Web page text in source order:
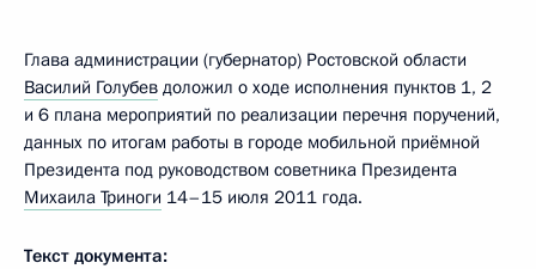
Глава администрации (губернатор) Ростовской области
Василий Голубев доложил о ходе исполнения пунктов 1, 2
и 6 плана мероприятий по реализации перечня поручений,
данных по итогам работы в городе мобильной приёмной
Президента под руководством советника Президента
Михаила Триноги 14–15 июля 2011 года.
Текст документа: